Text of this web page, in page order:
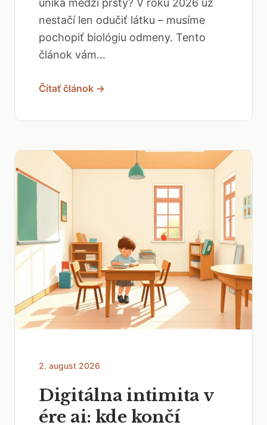
uniká medzi prsty? V roku 2026 už
nestačí len odučiť látku – musíme
pochopiť biológiu odmeny. Tento
článok vám...
Čítať článok →
2. august 2026
Digitálna intimita v
ére ai: kde končí